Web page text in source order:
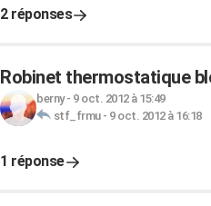
2 réponses
Robinet thermostatique
berny- 9 oct. 2012 à 15:49
stf_frmu- 9 oct. 2012 à 16:18
1 réponse